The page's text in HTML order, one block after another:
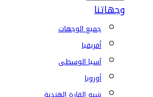
وجهاتنا
جميع الوجهات
أفريقيا
آسيا الوسطى
أوروبا